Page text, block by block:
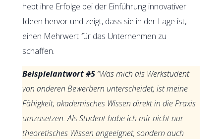
hebt ihre Erfolge bei der Einführung innovativer
Ideen hervor und zeigt, dass sie in der Lage ist,
einen Mehrwert für das Unternehmen zu
schaffen.
Beispielantwort #5“Was mich als Werkstudent
von anderen Bewerbern unterscheidet, ist meine
Fähigkeit, akademisches Wissen direkt in die Praxis
umzusetzen. Als Student habe ich mir nicht nur
theoretisches Wissen angeeignet, sondern auch